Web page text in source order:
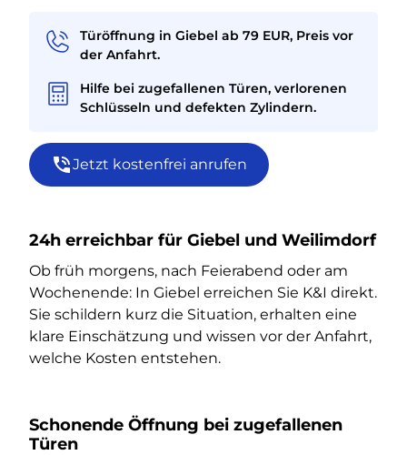
Türöffnung in Giebel ab 79 EUR, Preis vor
der Anfahrt.
Hilfe bei zugefallenen Türen, verlorenen
Schlüsseln und defekten Zylindern.
Jetzt kostenfrei anrufen
24h erreichbar für Giebel und Weilimdorf
Ob früh morgens, nach Feierabend oder am
Wochenende: In Giebel erreichen Sie K&I direkt.
Sie schildern kurz die Situation, erhalten eine
klare Einschätzung und wissen vor der Anfahrt,
welche Kosten entstehen.
Schonende Öffnung bei zugefallenen
Türen